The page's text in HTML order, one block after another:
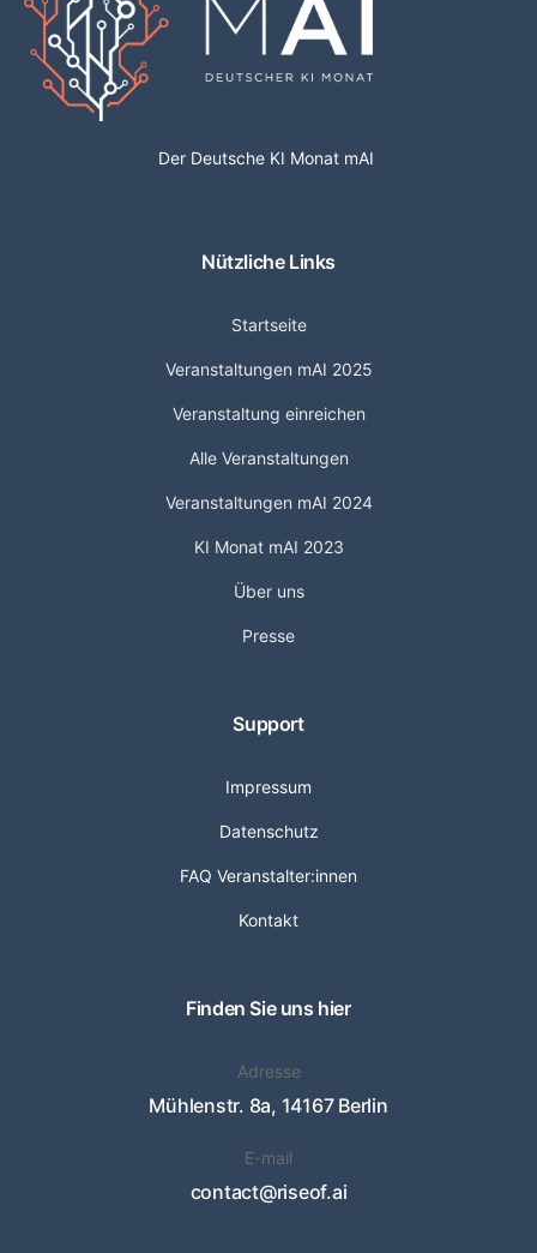
Der Deutsche KI Monat mAI
Nützliche Links
Startseite
Veranstaltungen mAI 2025
Veranstaltung einreichen
Alle Veranstaltungen
Veranstaltungen mAI 2024
KI Monat mAI 2023
Über uns
Presse
Support
Impressum
Datenschutz
FAQ Veranstalter:innen
Kontakt
Finden Sie uns hier
Adresse
Mühlenstr. 8a, 14167 Berlin
E-mail
contact@riseof.ai